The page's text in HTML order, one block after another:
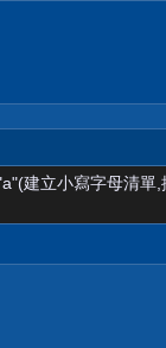
建立小寫字母清